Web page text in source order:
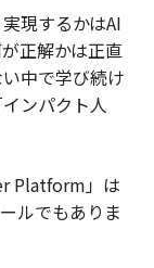
現するかはAI
正解かは正直
中で学び続け
ンパクト人
Platform」は
ルでもありま